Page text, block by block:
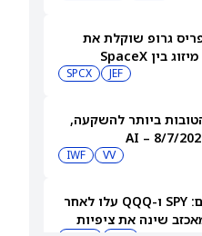
גרופ שוקלת את
הספקולציות על מיזוג בין SpaceX
JEF
SPCX
ביותר להשקעה,
VV
IWF
שוק המניות היום: SPY ו-QQQ עלו לאחר
שינה את ציפיות